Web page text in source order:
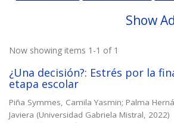
Show
Now showing items 1-1 of 1
¿Una decisión?: Estrés por la
etapa escolar
Piña Symmes, Camila Yasmin; Palma
Javiera (Universidad Gabriela Mistral, 2022)